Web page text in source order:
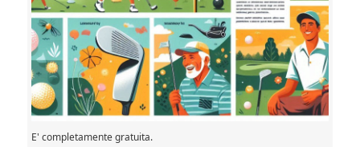
E' completamente gratuita.